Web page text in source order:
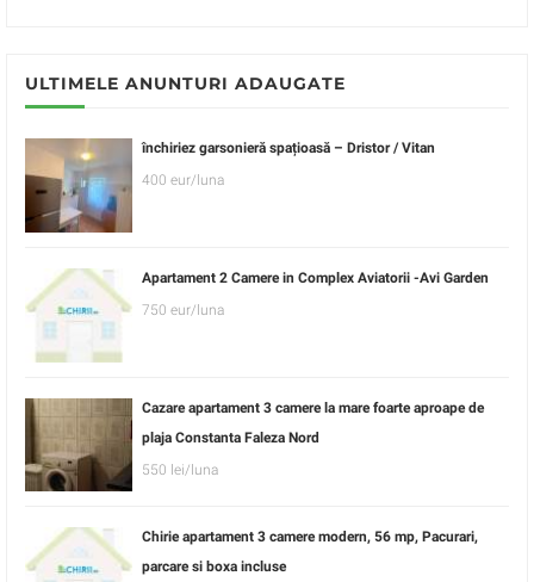
ULTIMELE ANUNTURI ADAUGATE
închiriez garsonieră spațioasă – Dristor / Vitan
400 eur/luna
Apartament 2 Camere in Complex Aviatorii -Avi Garden
750 eur/luna
Cazare apartament 3 camere la mare foarte aproape de
plaja Constanta Faleza Nord
550 lei/luna
Chirie apartament 3 camere modern, 56 mp, Pacurari,
parcare si boxa incluse